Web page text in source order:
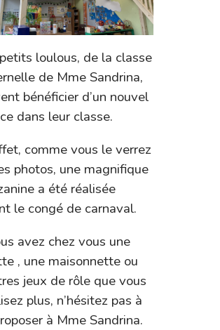
loulous, de la classe
de Mme Sandrina,
bénéficier d’un nouvel
dans leur classe.
comme vous le verrez
photos, une magnifique
a été réalisée
le congé de carnaval.
avez chez vous une
, une maisonnette ou
jeux de rôle que vous
plus, n’hésitez pas à
à Mme Sandrina.